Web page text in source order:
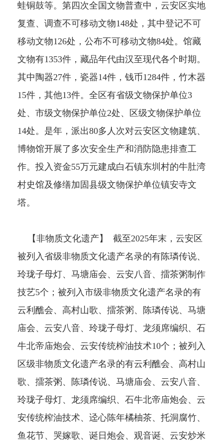
蛙铜鼓等。第四次全国文物普查中，云安区实地
复查、调查不可移动文物148处，其中登记不可
移动文物126处，公布不可移动文物84处。馆藏
文物有1353件，藏品年代由汉至现代各个时期。
其中陶器27件，瓷器14件，钱币1284件，竹木器
15件，其他13件。全区有省级文物保护单位3
处、市级文物保护单位2处、区级文物保护单位
14处。是年，派出80多人次对云安区文物建筑、
博物馆开展了多次安全生产和消防隐患排查工
作。投入资金55万元建成白石镇东圳村的牛肚湾
村史馆及修缮加固县级文物保护单位镇安寺文
塔。
【非物质文化遗产】 截至2025年末，云安区
被列入省级非物质文化遗产名录的有陈璘传说、
玲珑子母灯、马塘庙会、云安八音、擂茶粥制作
技艺5个；被列入市级非物质文化遗产名录的有
云利醮会、高村山歌、擂茶粥、陈璘传说、马塘
庙会、云安八音、玲珑子母灯、龙须席编织、石
牛北帝庙炮会、云安传统榨油技术10个；被列入
区级非物质文化遗产名录的有云利醮会、高村山
歌、擂茶粥、陈璘传说、马塘庙会、云安八音、
玲珑子母灯、龙须席编织、石牛北帝庙炮会、云
安传统榨油技术、迳心陈年橘柚茶、托洞腐竹、
鱼花节、哭嫁歌、诞日炮会、观音诞、云安炒米